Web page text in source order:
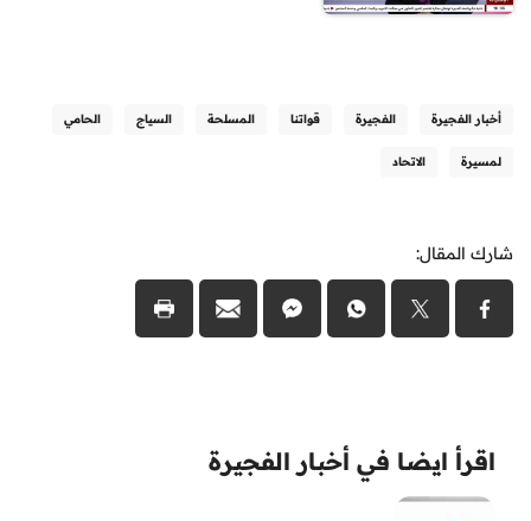
أخبار الفجيرة الفجيرة قواتنا المسلحة السياج الحامي
لمسيرة الاتحاد
شارك المقال:
اقرأ ايضا في أخبار الفجيرة